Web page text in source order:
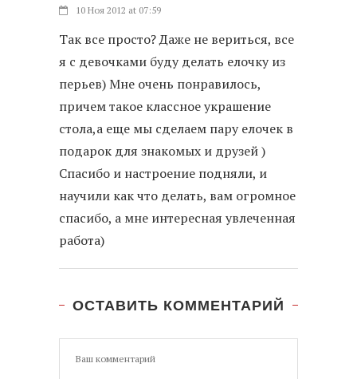
10 Ноя 2012 at 07:59
Так все просто? Даже не вериться, все
я с девочками буду делать елочку из
перьев) Мне очень понравилось,
причем такое классное украшение
стола,а еще мы сделаем пару елочек в
подарок для знакомых и друзей )
Спасибо и настроение подняли, и
научили как что делать, вам огромное
спасибо, а мне интересная увлеченная
работа)
ОСТАВИТЬ КОММЕНТАРИЙ